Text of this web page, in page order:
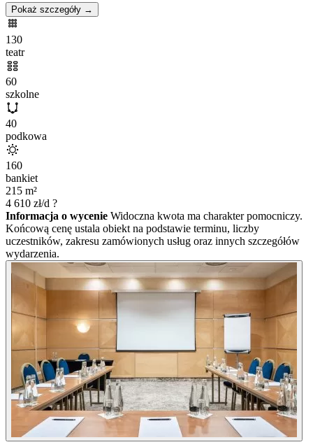
Pokaż szczegóły →
130
teatr
60
szkolne
40
podkowa
160
bankiet
215 m²
4 610 zł/d ?
Informacja o wycenie Widoczna kwota ma charakter pomocniczy.
Końcową cenę ustala obiekt na podstawie terminu, liczby
uczestników, zakresu zamówionych usług oraz innych szczegółów
wydarzenia.